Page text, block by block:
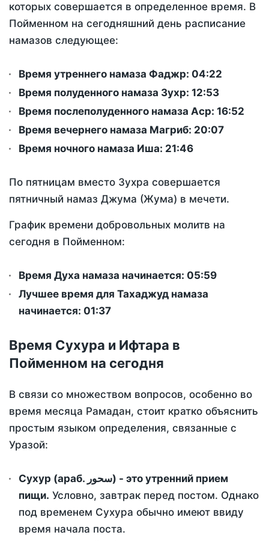
которых совершается в определенное время. В
Пойменном на сегодняшний день расписание
намазов следующее:
Время утреннего намаза Фаджр: 04:22
Время полуденного намаза Зухр: 12:53
Время послеполуденного намаза Аср: 16:52
Время вечернего намаза Магриб: 20:07
Время ночного намаза Иша: 21:46
По пятницам вместо Зухра совершается
пятничный намаз Джума (Жума) в мечети.
График времени добровольных молитв на
сегодня в Пойменном:
Время Духа намаза начинается: 05:59
Лучшее время для Тахаджуд намаза
начинается: 01:37
Время Сухура и Ифтара в
Пойменном на сегодня
В связи со множеством вопросов, особенно во
время месяца Рамадан, стоит кратко объяснить
простым языком определения, связанные с
Уразой:
Сухур (араб. سحور) - это утренний прием
пищи. Условно, завтрак перед постом. Однако
под временем Сухура обычно имеют ввиду
время начала поста.